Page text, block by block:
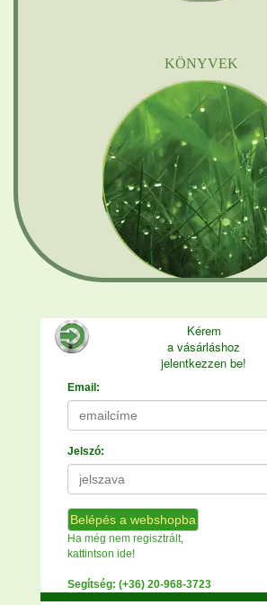
KÖNYVEK
Kérem
a vásárláshoz
jelentkezzen be!
Email:
Jelszó:
Belépés a webshopba
Ha még nem regisztrált,
kattintson ide!
Segítség: (+36) 20-968-3723